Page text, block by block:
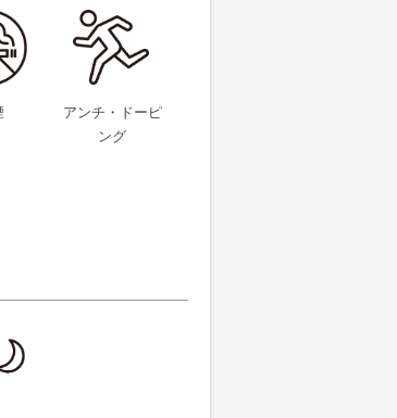
アンチ・ドーピ
ング